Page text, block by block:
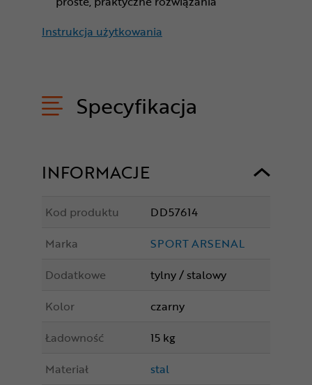
Instrukcja użytkowania
Specyfikacja
INFORMACJE
Kod produktu
DD57614
Marka
SPORT ARSENAL
Dodatkowe
tylny / stalowy
Kolor
czarny
Ładowność
15 kg
Materiał
stal